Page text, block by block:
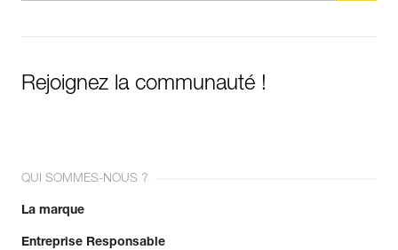
Rejoignez la communauté !
QUI SOMMES-NOUS ?
La marque
Entreprise Responsable